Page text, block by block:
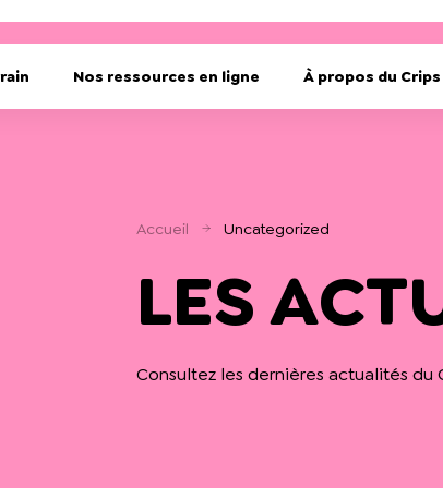
Nos ressources en ligne À propos du Crips
Accueil Uncategorized
LES
Consultez les dernières actualités du